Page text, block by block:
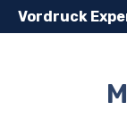
Zum
Inhalt
Vordruck